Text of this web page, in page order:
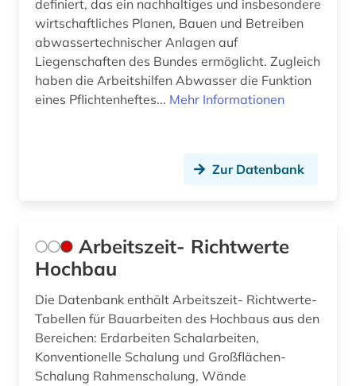
dokumentenserver (1)
dom (1)
druckgrafik (1)
edward s. morse (1)
einbruchsicherung (2)
eisenbahn (1)
eisenbahnwesen (1)
definiert, das ein nachhaltiges und insbesondere
wirtschaftliches Planen, Bauen und Betreiben
abwassertechnischer Anlagen auf
Liegenschaften des Bundes ermöglicht. Zugleich
haben die Arbeitshilfen Abwasser die Funktion
eines Pflichtenheftes... Mehr Informationen
Zur Datenbank
Arbeitszeit- Richtwerte
Hochbau
Die Datenbank enthält Arbeitszeit- Richtwerte-
Tabellen für Bauarbeiten des Hochbaus aus den
Bereichen: Erdarbeiten Schalarbeiten,
Konventionelle Schalung und Großflächen-
Schalung Rahmenschalung, Wände